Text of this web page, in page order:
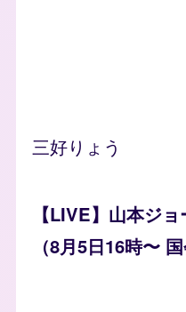
三好りょう
【LIVE】山本ジ
（8月5日16時〜 国